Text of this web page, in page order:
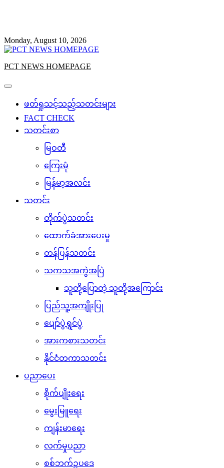
Monday, August 10, 2026
PCT NEWS HOMEPAGE
ဖတ်ရှုသင့်သည့်သတင်းများ
FACT CHECK
သတင်းစာ
မြဝတီ
ကြေးမုံ
မြန်မာ့အလင်း
သတင်း
တိုက်ပွဲသတင်း
ထောက်ခံအားပေးမှု
တန်ပြန်သတင်း
သကသအကွဲအပြဲ
သူတို့ပြောတဲ့ သူတို့အကြောင်း
ပြည်သူ့အကျိုးပြု
ပျော်ပွဲရွှင်ပွဲ
အားကစားသတင်း
နိုင်ငံတကာသတင်း
ပညာပေး
စိုက်ပျိုးရေး
မွေးမြူရေး
ကျန်းမာရေး
လက်မှုပညာ
စစ်ဘက်ဥပဒေ